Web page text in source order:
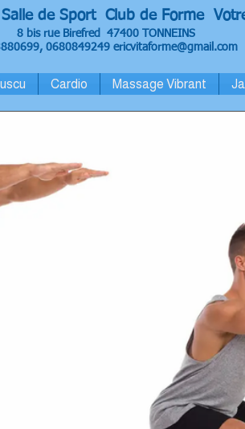
Salle de Sport Club de Forme
8 bis rue Birefred 47400 TONNEINS
0680849249 ericvitaforme@gmail.com
Cardio Massage Vibrant